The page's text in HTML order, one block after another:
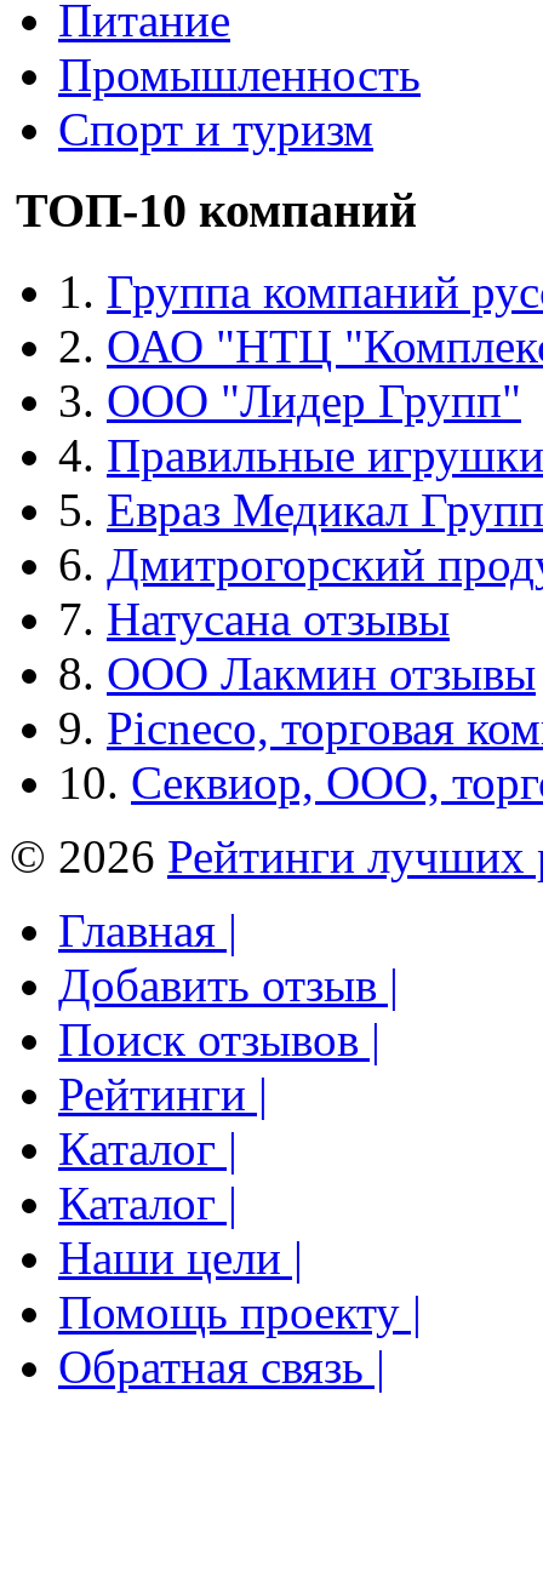
Питание
Промышленность
Спорт и туризм
ТОП-10 компаний
1. Группа компаний
2. ОАО "НТЦ
3. ООО "Лидер Групп"
4. Правильные игрушки
5. Евраз Медикал Групп
6. Дмитрогорский
7. Натусана отзывы
8. ООО Лакмин отзывы
9. Picneco, торговая
10. Секвиор, ООО,
© 2026 Рейтинги лучших
Главная |
Добавить отзыв |
Поиск отзывов |
Рейтинги |
Каталог |
Каталог |
Наши цели |
Помощь проекту |
Обратная связь |